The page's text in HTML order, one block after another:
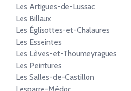
Les Artigues-de-Lussac
Les Billaux
Les Églisottes-et-Chalaures
Les Esseintes
Les Lèves-et-Thoumeyragues
Les Peintures
Les Salles-de-Castillon
Lesparre-Médoc